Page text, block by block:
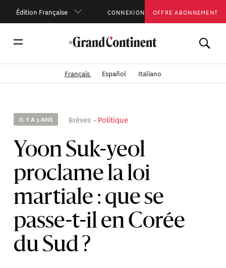
Édition Française CONNEXION OFFRE ABONNEMENT
Français Español Italiano
IL Y A 2 ANS Brèves Politique
Yoon Suk-yeol
proclame la loi
martiale : que se
passe-t-il en Corée
du Sud ?